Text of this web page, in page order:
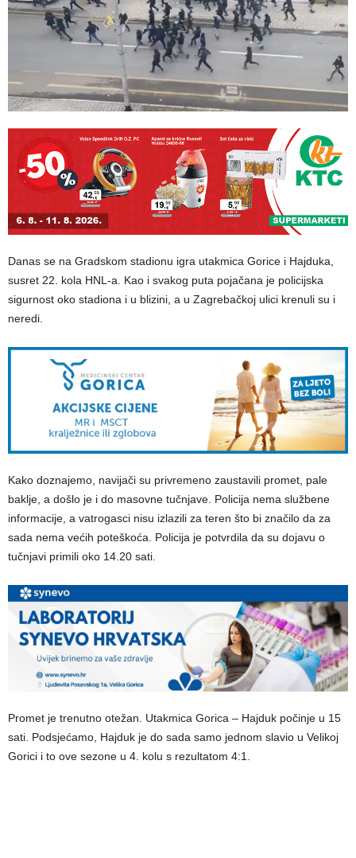
Danas se na Gradskom stadionu igra utakmica Gorice i Hajduka,
susret 22. kola HNL-a. Kao i svakog puta pojačana je policijska
sigurnost oko stadiona i u blizini, a u Zagrebačkoj ulici krenuli su i
neredi.
Kako doznajemo, navijači su privremeno zaustavili promet, pale
baklje, a došlo je i do masovne tučnjave. Policija nema službene
informacije, a vatrogasci nisu izlazili za teren što bi značilo da za
sada nema većih poteškoća. Policija je potvrdila da su dojavu o
tučnjavi primili oko 14.20 sati.
Promet je trenutno otežan. Utakmica Gorica – Hajduk počinje u 15
sati. Podsjećamo, Hajduk je do sada samo jednom slavio u Velikoj
Gorici i to ove sezone u 4. kolu s rezultatom 4:1.